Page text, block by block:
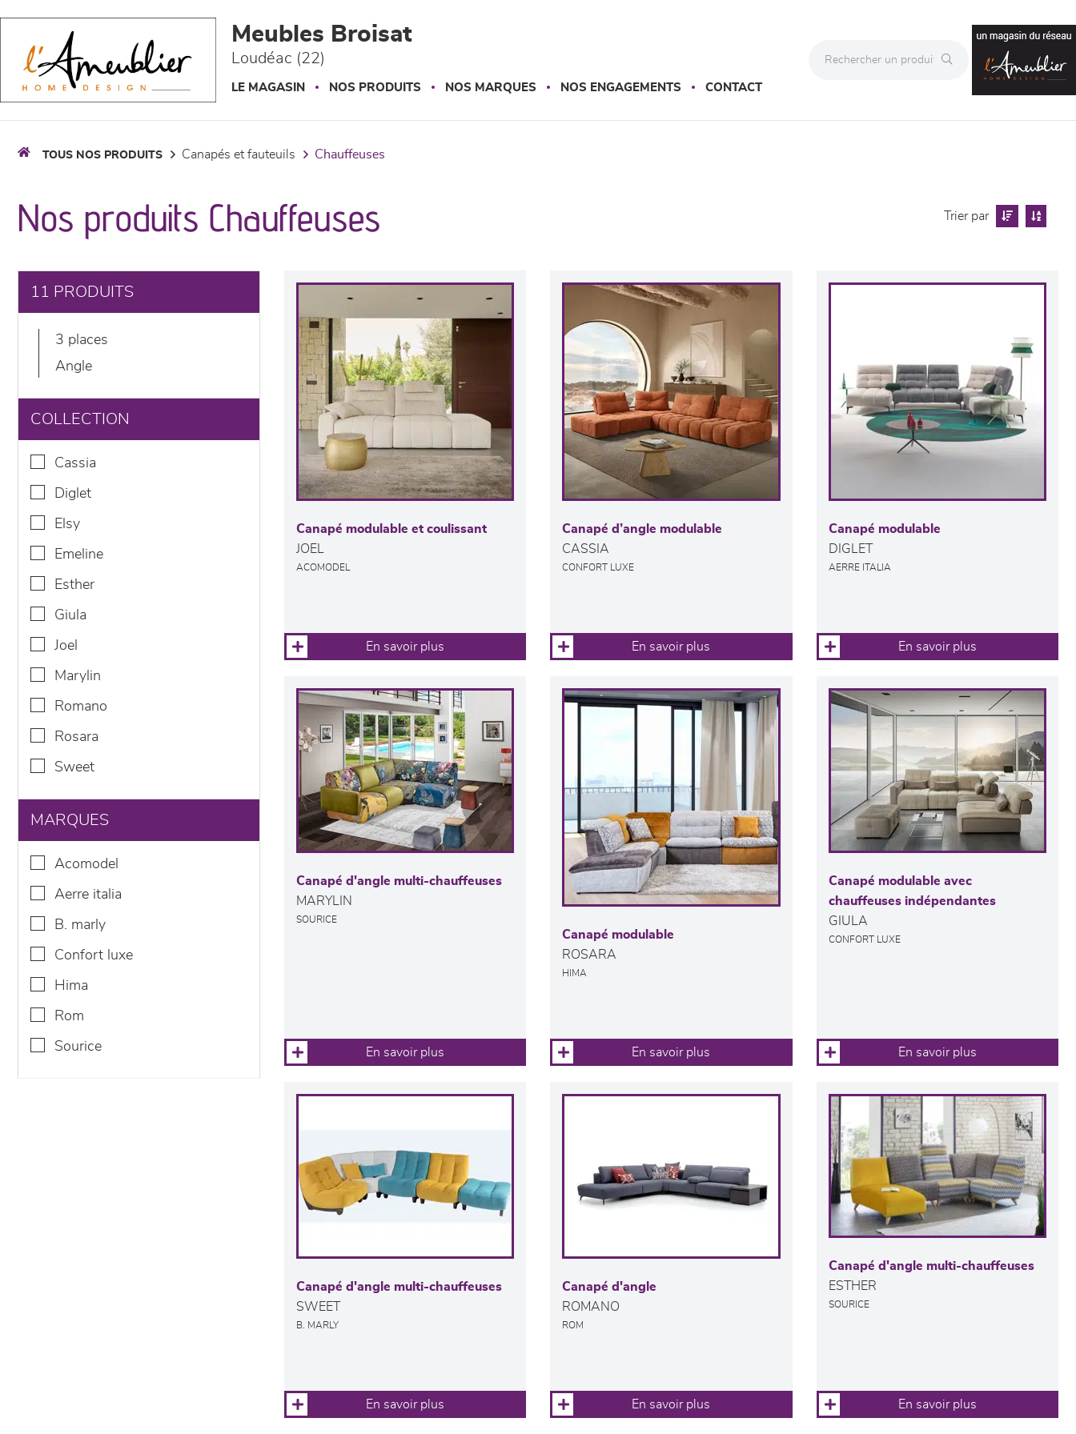
Meubles Broisat
Loudéac (22)
LE MAGASIN NOS PRODUITS NOS MARQUES NOS ENGAGEMENTS CONTACT
TOUS NOS PRODUITS canapés et fauteuils chauffeuses
Nos produits Chauffeuses Trier par
11 PRODUITS
3 places
angle
COLLECTION
cassia
diglet
elsy
emeline
esther
giula
joel
marylin
romano
rosara
sweet
MARQUES
acomodel
aerre italia
b. marly
confort luxe
hima
rom
sourice
Canapé modulable et coulissant
JOEL
ACOMODEL
En savoir plus
Canapé d’angle modulable
CASSIA
CONFORT LUXE
En savoir plus
Canapé modulable
DIGLET
AERRE ITALIA
En savoir plus
Canapé d'angle multi-chauffeuses
MARYLIN
SOURICE
En savoir plus
Canapé modulable
ROSARA
HIMA
En savoir plus
Canapé modulable avec
chauffeuses indépendantes
GIULA
CONFORT LUXE
En savoir plus
Canapé d'angle multi-chauffeuses
SWEET
B. MARLY
En savoir plus
Canapé d'angle
ROMANO
ROM
En savoir plus
Canapé d'angle multi-chauffeuses
ESTHER
SOURICE
En savoir plus